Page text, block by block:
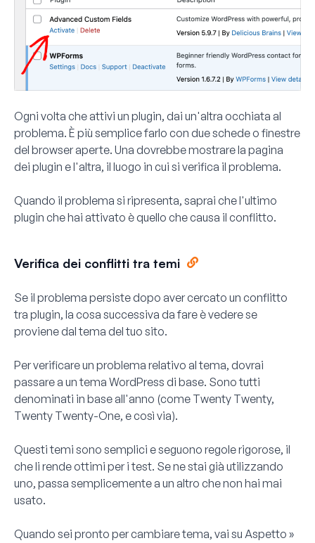
Ogni volta che attivi un plugin, dai un'altra occhiata al
problema. È più semplice farlo con due schede o finestre
del browser aperte. Una dovrebbe mostrare la pagina
dei plugin e l'altra, il luogo in cui si verifica il problema.
Quando il problema si ripresenta, saprai che l'ultimo
plugin che hai attivato è quello che causa il conflitto.
Verifica dei conflitti tra temi
Se il problema persiste dopo aver cercato un conflitto
tra plugin, la cosa successiva da fare è vedere se
proviene dal tema del tuo sito.
Per verificare un problema relativo al tema, dovrai
passare a un tema WordPress di base. Sono tutti
denominati in base all'anno (come Twenty Twenty,
Twenty Twenty-One, e così via).
Questi temi sono semplici e seguono regole rigorose, il
che li rende ottimi per i test. Se ne stai già utilizzando
uno, passa semplicemente a un altro che non hai mai
usato.
Quando sei pronto per cambiare tema, vai su Aspetto »